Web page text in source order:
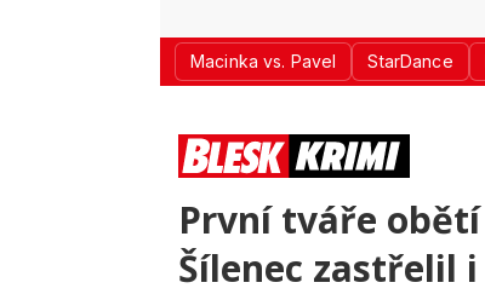
Macinka vs. Pavel StarDance
První tváře
Šílenec zastřelil i